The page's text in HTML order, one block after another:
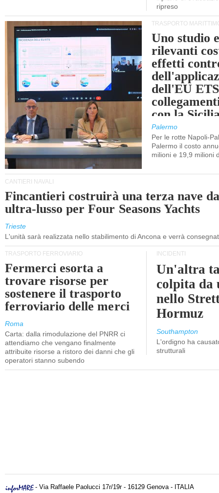
ripreso
TRASPORTO
Uno studio
rilevanti
effetti
dell'EU
con la
Palermo
Per le rotte Napoli-
Palermo il costo
milioni e 19,9 milioni
CANTIERI NAVALI
Fincantieri costruirà una terza nave
ultra-lusso per Four Seasons Yachts
Trieste
L'unità sarà realizzata nello stabilimento di Ancona e verrà
TRASPORTO FERROVIARIO
Fermerci esorta a
trovare risorse per
sostenere il trasporto
ferroviario delle merci
Roma
Carta: dalla rimodulazione del PNRR ci
attendiamo che vengano finalmente
attribuite risorse a ristoro dei danni che gli
operatori stanno subendo
INCIDENTI
Un'altra
colpita da
nello
Hormuz
Southampton
L'ordigno ha
strutturali
- Via Raffaele Paolucci 17r/19r - 16129 Genova - ITALIA